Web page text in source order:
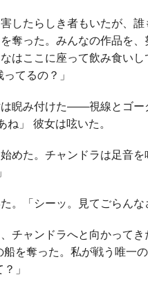
したらしき者もいたが、
奪った。みんなの作品を
はここに座って飲み食い
てるの？」
睨み付けた――視線とゴー
」 彼女は呟いた。
めた。チャンドラは足音
。「シーッ。見てごらんな
チャンドラへと向かって
を奪った。私が戦う唯一
」